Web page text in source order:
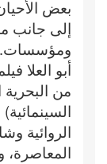
بعض
إلى جانب
أبو العلا
من
الروائية